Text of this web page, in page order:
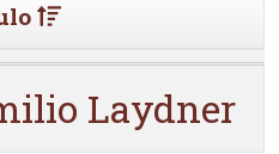
Laydner